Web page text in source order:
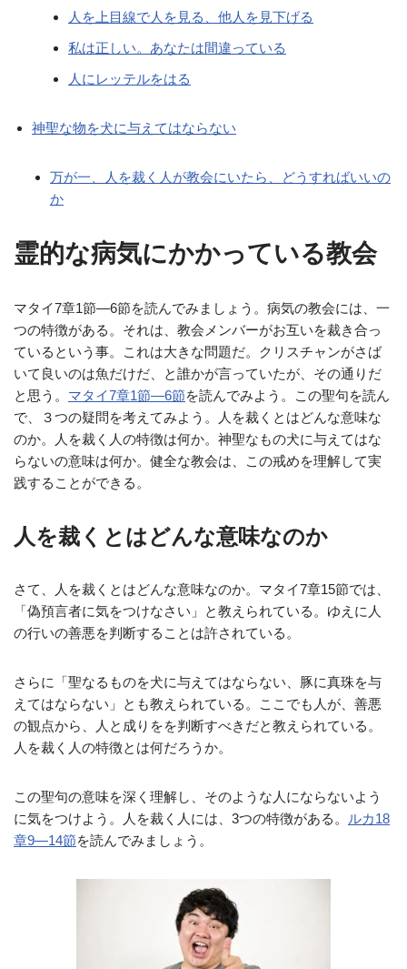
人を上目線で人を見る、他人を見下げる
私は正しい。あなたは間違っている
人にレッテルをはる
神聖な物を犬に与えてはならない
万が一、人を裁く人が教会にいたら、どうすればいいの
か
霊的な病気にかかっている教会
マタイ7章1節—6節を読んでみましょう。病気の教会には、一
つの特徴がある。それは、教会メンバーがお互いを裁き合っ
ているという事。これは大きな問題だ。クリスチャンがさば
いて良いのは魚だけだ、と誰かが言っていたが、その通りだ
と思う。 マタイ7章1節—6節を読んでみよう。この聖句を読ん
で、３つの疑問を考えてみよう。人を裁くとはどんな意味な
のか。人を裁く人の特徴は何か。神聖なもの犬に与えてはな
らないの意味は何か。健全な教会は、この戒めを理解して実
践することができる。
人を裁くとはどんな意味なのか
さて、人を裁くとはどんな意味なのか。マタイ7章15節では、
「偽預言者に気をつけなさい」と教えられている。ゆえに人
の行いの善悪を判断することは許されている。
さらに「聖なるものを犬に与えてはならない、豚に真珠を与
えてはならない」とも教えられている。ここでも人が、善悪
の観点から、人と成りをを判断すべきだと教えられている。
人を裁く人の特徴とは何だろうか。
この聖句の意味を深く理解し、そのような人にならないよう
に気をつけよう。人を裁く人には、3つの特徴がある。
ルカ18
章9—14節を読んでみましょう。